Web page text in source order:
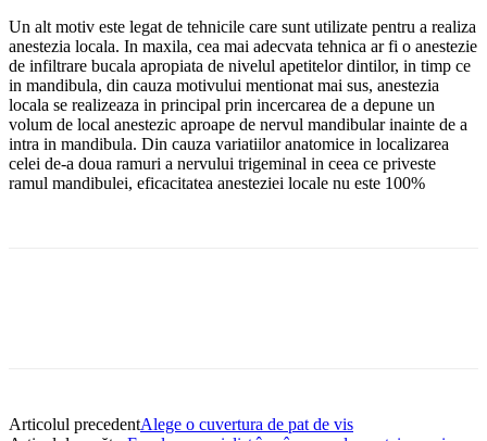
Un alt motiv este legat de tehnicile care sunt utilizate pentru a realiza
anestezia locala. In maxila, cea mai adecvata tehnica ar fi o anestezie
de infiltrare bucala apropiata de nivelul apetitelor dintilor, in timp ce
in mandibula, din cauza motivului mentionat mai sus, anestezia
locala se realizeaza in principal prin incercarea de a depune un
volum de local anestezic aproape de nervul mandibular inainte de a
intra in mandibula. Din cauza variatiilor anatomice in localizarea
celei de-a doua ramuri a nervului trigeminal in ceea ce priveste
ramul mandibulei, eficacitatea anesteziei locale nu este 100%
Articolul precedentAlege o cuvertura de pat de vis